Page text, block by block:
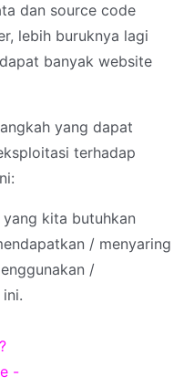
dan source code
lebih buruknya lagi
banyak website
yang dapat
terhadap
kita butuhkan
/ menyaring
/
-